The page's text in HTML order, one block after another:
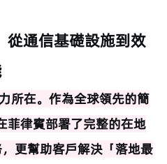
從通信基礎設施到效
所在。作為全球領先的簡
菲律賓部署了完整的在地
更幫助客戶解決「落地最